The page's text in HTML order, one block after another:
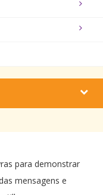
para demonstrar
mensagens e